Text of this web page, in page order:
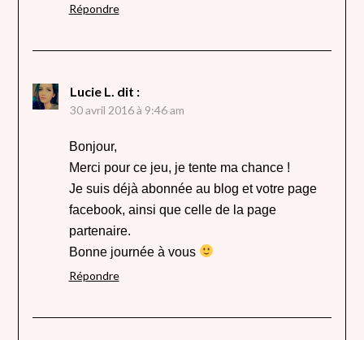
Répondre
Lucie L. dit :
30 avril 2016 à 9:46 am
Bonjour,
Merci pour ce jeu, je tente ma chance !
Je suis déjà abonnée au blog et votre page
facebook, ainsi que celle de la page
partenaire.
Bonne journée à vous
Répondre